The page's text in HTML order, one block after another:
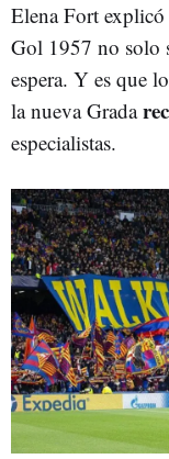
Elena Fort
Gol 1957 no solo
espera. Y es que
la nueva Grada
especialistas.